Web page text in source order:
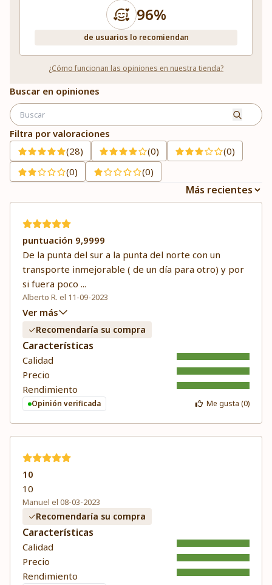
96%
de usuarios lo recomiendan
¿Cómo funcionan las opiniones en nuestra tienda?
Buscar en opiniones
Filtra por valoraciones
(28)
(0)
(0)
(0)
(0)
puntuación 9,9999
De la punta del sur a la punta del norte con un
transporte inmejorable ( de un día para otro) y por
si fuera poco ...
Alberto R. el 11-09-2023
Ver más
Recomendaría su compra
Características
Calidad
Precio
Rendimiento
Opinión verificada Me gusta (0)
10
10
Manuel el 08-03-2023
Recomendaría su compra
Características
Calidad
Precio
Rendimiento